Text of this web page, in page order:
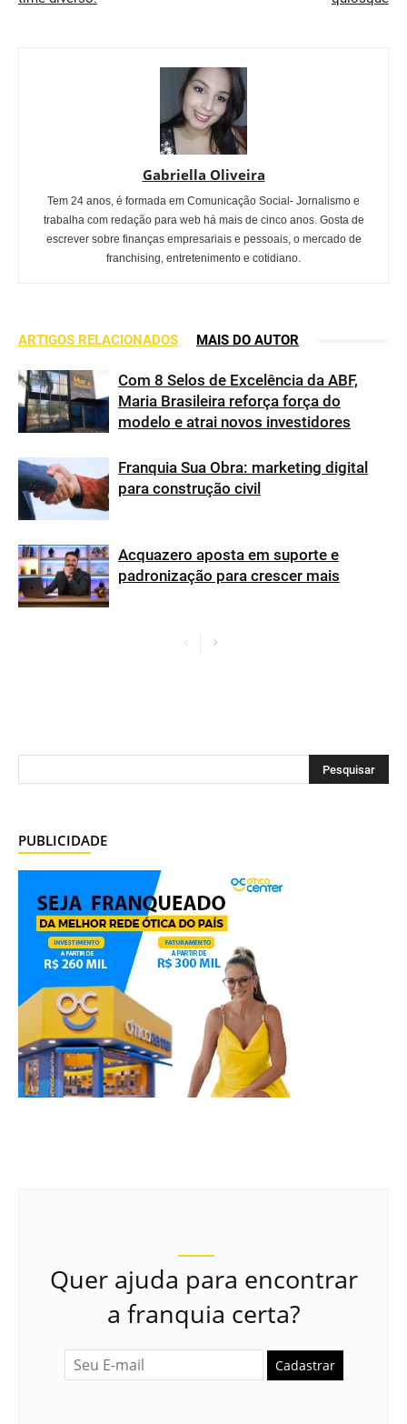
Gabriella Oliveira
Tem 24 anos, é formada em Comunicação Social- Jornalismo e
trabalha com redação para web há mais de cinco anos. Gosta de
escrever sobre finanças empresariais e pessoais, o mercado de
franchising, entretenimento e cotidiano.
ARTIGOS RELACIONADOS MAIS DO AUTOR
Com 8 Selos de Excelência da ABF,
Maria Brasileira reforça força do
modelo e atrai novos investidores
Franquia Sua Obra: marketing digital
para construção civil
Acquazero aposta em suporte e
padronização para crescer mais
PUBLICIDADE
Quer ajuda para encontrar
a franquia certa?
Cadastrar